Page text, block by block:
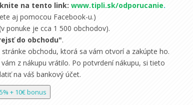
na tento link: www.tipli.sk/odporucanie.
aj pomocou Facebook-u.)
ponuke je cca 1 500 obchodov).
do obchodu".
obchodu, ktorá sa vám otvorí a zakúpte ho.
z nákupu vrátilo. Po potvrdení nákupu, si tieto
na váš bankový účet.
+ 10€ bonus